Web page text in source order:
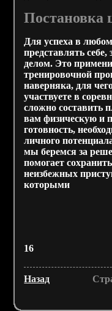
Постановка
Для успеха в
представлять
делом. Это
тренировочной
наверняка, для
участвуете в
сложно составить
вам физическую и
готовность,
личного
мы беремся за
помогает
неизбежных
которыми
16
Назад